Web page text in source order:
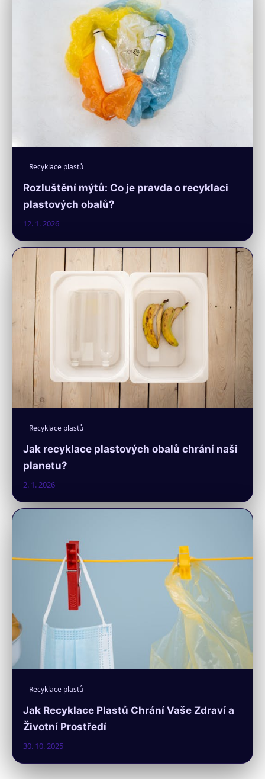
Recyklace plastů
Rozluštění mýtů: Co je pravda o recyklaci
plastových obalů?
12. 1. 2026
Recyklace plastů
Jak recyklace plastových obalů chrání naši
planetu?
2. 1. 2026
Recyklace plastů
Jak Recyklace Plastů Chrání Vaše Zdraví a
Životní Prostředí
30. 10. 2025